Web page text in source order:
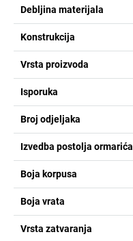
Debljina materijala
Konstrukcija
Vrsta proizvoda
Isporuka
Broj odjeljaka
Izvedba postolja ormarića
Boja korpusa
Boja vrata
Vrsta zatvaranja